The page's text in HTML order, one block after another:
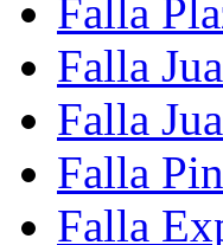
Falla
Falla
Falla
Falla
Falla